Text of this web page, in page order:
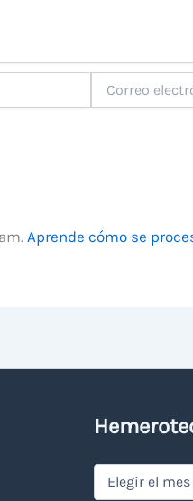
electrónico
Aprende cómo se
Hemeroteca